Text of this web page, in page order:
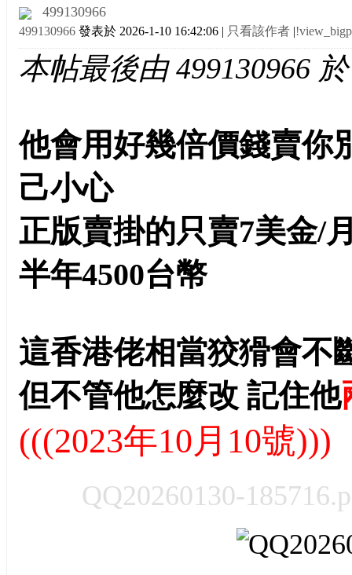
499130966
499130966 發表於 2026-1-10 16:42:06 | 只看該作者 |
本帖最後由 499130966
他會用好幾倍價錢賣你
己小心
正版賣掛的只賣7美金/
半年4500台幣
這香港佬相當狡猾會不
但不管他怎麼改 記住他
(((2023年10月10號
QQ20260130-